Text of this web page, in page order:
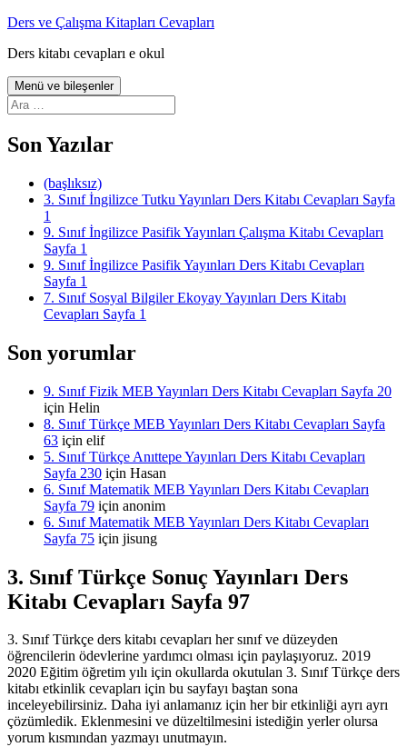
İçeriğe
Ders ve Çalışma Kitapları Cevapları
Ders kitabı cevapları e okul
Menü ve bileşenler
Arama:
Son Yazılar
(başlıksız)
3. Sınıf İngilizce Tutku Yayınları Ders Kitabı Cevapları Sayfa
1
9. Sınıf İngilizce Pasifik Yayınları Çalışma Kitabı Cevapları
Sayfa 1
9. Sınıf İngilizce Pasifik Yayınları Ders Kitabı Cevapları
Sayfa 1
7. Sınıf Sosyal Bilgiler Ekoyay Yayınları Ders Kitabı
Cevapları Sayfa 1
Son yorumlar
9. Sınıf Fizik MEB Yayınları Ders Kitabı Cevapları Sayfa 20
için Helin
8. Sınıf Türkçe MEB Yayınları Ders Kitabı Cevapları Sayfa
63 için elif
5. Sınıf Türkçe Anıttepe Yayınları Ders Kitabı Cevapları
Sayfa 230 için Hasan
6. Sınıf Matematik MEB Yayınları Ders Kitabı Cevapları
Sayfa 79 için anonim
6. Sınıf Matematik MEB Yayınları Ders Kitabı Cevapları
Sayfa 75 için jisung
3. Sınıf Türkçe Sonuç Yayınları Ders
Kitabı Cevapları Sayfa 97
3. Sınıf Türkçe ders kitabı cevapları her sınıf ve düzeyden
öğrencilerin ödevlerine yardımcı olması için paylaşıyoruz. 2019
2020 Eğitim öğretim yılı için okullarda okutulan 3. Sınıf Türkçe ders
kitabı etkinlik cevapları için bu sayfayı baştan sona
inceleyebilirsiniz. Daha iyi anlamanız için her bir etkinliği ayrı ayrı
çözümledik. Eklenmesini ve düzeltilmesini istediğin yerler olursa
yorum kısmından yazmayı unutmayın.